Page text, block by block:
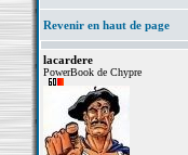
Revenir en haut de page
lacardere
PowerBook de Chypre